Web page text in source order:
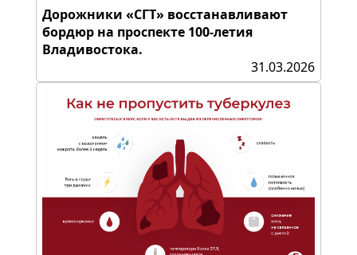
Дорожники «СГТ» восстанавливают
бордюр на проспекте 100-летия
Владивостока.
31.03.2026